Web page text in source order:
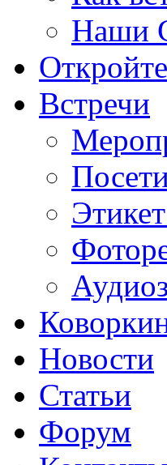
Наши
Встречи
Новости
Статьи
Форум